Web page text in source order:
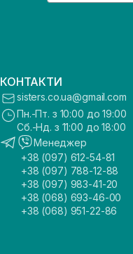
КОНТАКТИ
sisters.co.ua@gmail.com
Пн.-Пт. з 10:00 до 19:00
Сб.-Нд. з 11:00 до 18:00
Менеджер
+38 (097) 612-54-81
+38 (097) 788-12-88
+38 (097) 983-41-20
+38 (068) 693-46-00
+38 (068) 951-22-86